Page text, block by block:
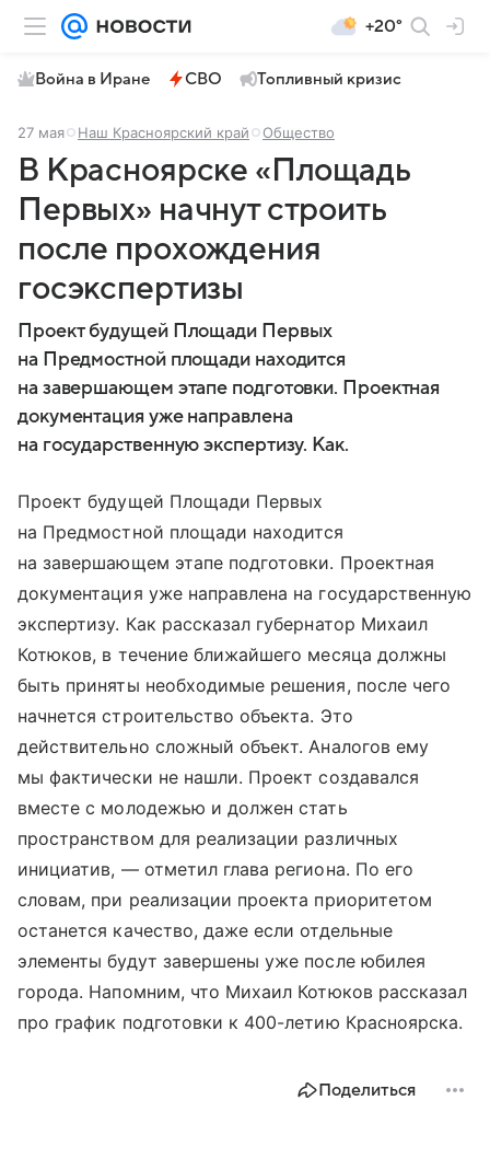
+20°
Война в Иране СВО Топливный кризис
27 мая Наш Красноярский край Общество
В Красноярске «Площадь
Первых» начнут строить
после прохождения
госэкспертизы
Проект будущей Площади Первых
на Предмостной площади находится
на завершающем этапе подготовки. Проектная
документация уже направлена
на государственную экспертизу. Как.
Проект будущей Площади Первых
на Предмостной площади находится
на завершающем этапе подготовки. Проектная
документация уже направлена на государственную
экспертизу. Как рассказал губернатор Михаил
Котюков, в течение ближайшего месяца должны
быть приняты необходимые решения, после чего
начнется строительство объекта. Это
действительно сложный объект. Аналогов ему
мы фактически не нашли. Проект создавался
вместе с молодежью и должен стать
пространством для реализации различных
инициатив, — отметил глава региона. По его
словам, при реализации проекта приоритетом
останется качество, даже если отдельные
элементы будут завершены уже после юбилея
города. Напомним, что Михаил Котюков рассказал
про график подготовки к 400-летию Красноярска.
Поделиться